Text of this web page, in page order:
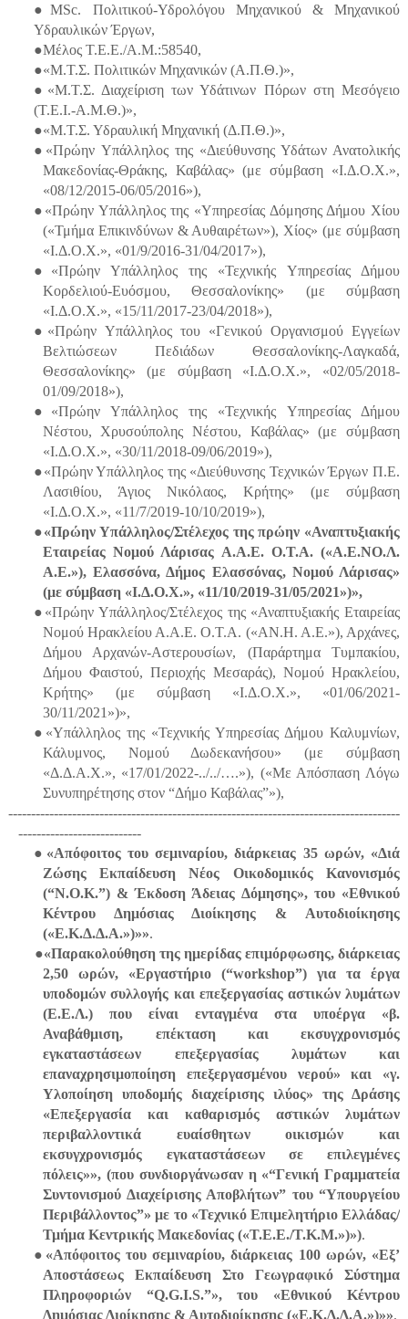
●MSc. Πολιτικού-Υδρολόγου Μηχανικού & Μηχανικού
Υδραυλικών Έργων,
●Μέλος Τ.Ε.Ε./Α.Μ.:58540,
●«Μ.Τ.Σ. Πολιτικών Μηχανικών (Α.Π.Θ.)»,
●«Μ.Τ.Σ. Διαχείριση των Υδάτινων Πόρων στη Μεσόγειο
(Τ.Ε.Ι.-Α.Μ.Θ.)»,
●«Μ.Τ.Σ. Υδραυλική Μηχανική (Δ.Π.Θ.)»,
●«Πρώην Υπάλληλος της «Διεύθυνσης Υδάτων Ανατολικής
Μακεδονίας-Θράκης, Καβάλας» (με σύμβαση «Ι.Δ.Ο.Χ.»,
«08/12/2015-06/05/2016»),
●«Πρώην Υπάλληλος της «Υπηρεσίας Δόμησης Δήμου Χίου
(«Τμήμα Επικινδύνων & Αυθαιρέτων»), Χίος» (με σύμβαση
«Ι.Δ.Ο.Χ.», «01/9/2016-31/04/2017»),
●«Πρώην Υπάλληλος της «Τεχνικής Υπηρεσίας Δήμου
Κορδελιού-Ευόσμου, Θεσσαλονίκης» (με σύμβαση
«Ι.Δ.Ο.Χ.», «15/11/2017-23/04/2018»),
●«Πρώην Υπάλληλος του «Γενικού Οργανισμού Εγγείων
Βελτιώσεων Πεδιάδων Θεσσαλονίκης-Λαγκαδά,
Θεσσαλονίκης» (με σύμβαση «Ι.Δ.Ο.Χ.», «02/05/2018-
01/09/2018»),
●«Πρώην Υπάλληλος της «Τεχνικής Υπηρεσίας Δήμου
Νέστου, Χρυσούπολης Νέστου, Καβάλας» (με σύμβαση
«Ι.Δ.Ο.Χ.», «30/11/2018-09/06/2019»),
●«Πρώην Υπάλληλος της «Διεύθυνσης Τεχνικών Έργων Π.Ε.
Λασιθίου, Άγιος Νικόλαος, Κρήτης» (με σύμβαση
«Ι.Δ.Ο.Χ.», «11/7/2019-10/10/2019»),
●«Πρώην Υπάλληλος/Στέλεχος της πρώην «Αναπτυξιακής
Εταιρείας Νομού Λάρισας Α.Α.Ε. Ο.Τ.Α. («Α.Ε.ΝΟ.Λ.
Α.Ε.»), Ελασσόνα, Δήμος Ελασσόνας, Νομού Λάρισας»
(με σύμβαση «Ι.Δ.Ο.Χ.», «11/10/2019-31/05/2021»)»,
●«Πρώην Υπάλληλος/Στέλεχος της «Αναπτυξιακής Εταιρείας
Νομού Ηρακλείου Α.Α.Ε. Ο.Τ.Α. («ΑΝ.Η. Α.Ε.»), Αρχάνες,
Δήμου Αρχανών-Αστερουσίων, (Παράρτημα Τυμπακίου,
Δήμου Φαιστού, Περιοχής Μεσαράς), Νομού Ηρακλείου,
Κρήτης» (με σύμβαση «Ι.Δ.Ο.Χ.», «01/06/2021-
30/11/2021»)»,
●«Υπάλληλος της «Τεχνικής Υπηρεσίας Δήμου Καλυμνίων,
Κάλυμνος, Νομού Δωδεκανήσου» (με σύμβαση
«Δ.Δ.Α.Χ.», «17/01/2022-../../….»), («Με Απόσπαση Λόγω
Συνυπηρέτησης στον “Δήμο Καβάλας”»),
--------------------------------------------------------------------------------------
---------------------------
●«Απόφοιτος του σεμιναρίου, διάρκειας 35 ωρών, «Διά
Ζώσης Εκπαίδευση Νέος Οικοδομικός Κανονισμός
(“Ν.Ο.Κ.”) & Έκδοση Άδειας Δόμησης», του «Εθνικού
Κέντρου Δημόσιας Διοίκησης & Αυτοδιοίκησης
(«Ε.Κ.Δ.Δ.Α.»)»».
●«Παρακολούθηση της ημερίδας επιμόρφωσης, διάρκειας
2,50 ωρών, «Εργαστήριο (“workshop”) για τα έργα
υποδομών συλλογής και επεξεργασίας αστικών λυμάτων
(Ε.Ε.Λ.) που είναι ενταγμένα στα υποέργα «β.
Αναβάθμιση, επέκταση και εκσυγχρονισμός
εγκαταστάσεων επεξεργασίας λυμάτων και
επαναχρησιμοποίηση επεξεργασμένου νερού» και «γ.
Υλοποίηση υποδομής διαχείρισης ιλύος» της Δράσης
«Επεξεργασία και καθαρισμός αστικών λυμάτων
περιβαλλοντικά ευαίσθητων οικισμών και
εκσυγχρονισμός εγκαταστάσεων σε επιλεγμένες
πόλεις»», (που συνδιοργάνωσαν η «“Γενική Γραμματεία
Συντονισμού Διαχείρισης Αποβλήτων” του “Υπουργείου
Περιβάλλοντος”» με το «Τεχνικό Επιμελητήριο Ελλάδας/
Τμήμα Κεντρικής Μακεδονίας («Τ.Ε.Ε./Τ.Κ.Μ.»)»).
●«Απόφοιτος του σεμιναρίου, διάρκειας 100 ωρών, «Εξ’
Αποστάσεως Εκπαίδευση Στο Γεωγραφικό Σύστημα
Πληροφοριών “Q.G.I.S.”», του «Εθνικού Κέντρου
Δημόσιας Διοίκησης & Αυτοδιοίκησης («Ε.Κ.Δ.Δ.Α.»)»».